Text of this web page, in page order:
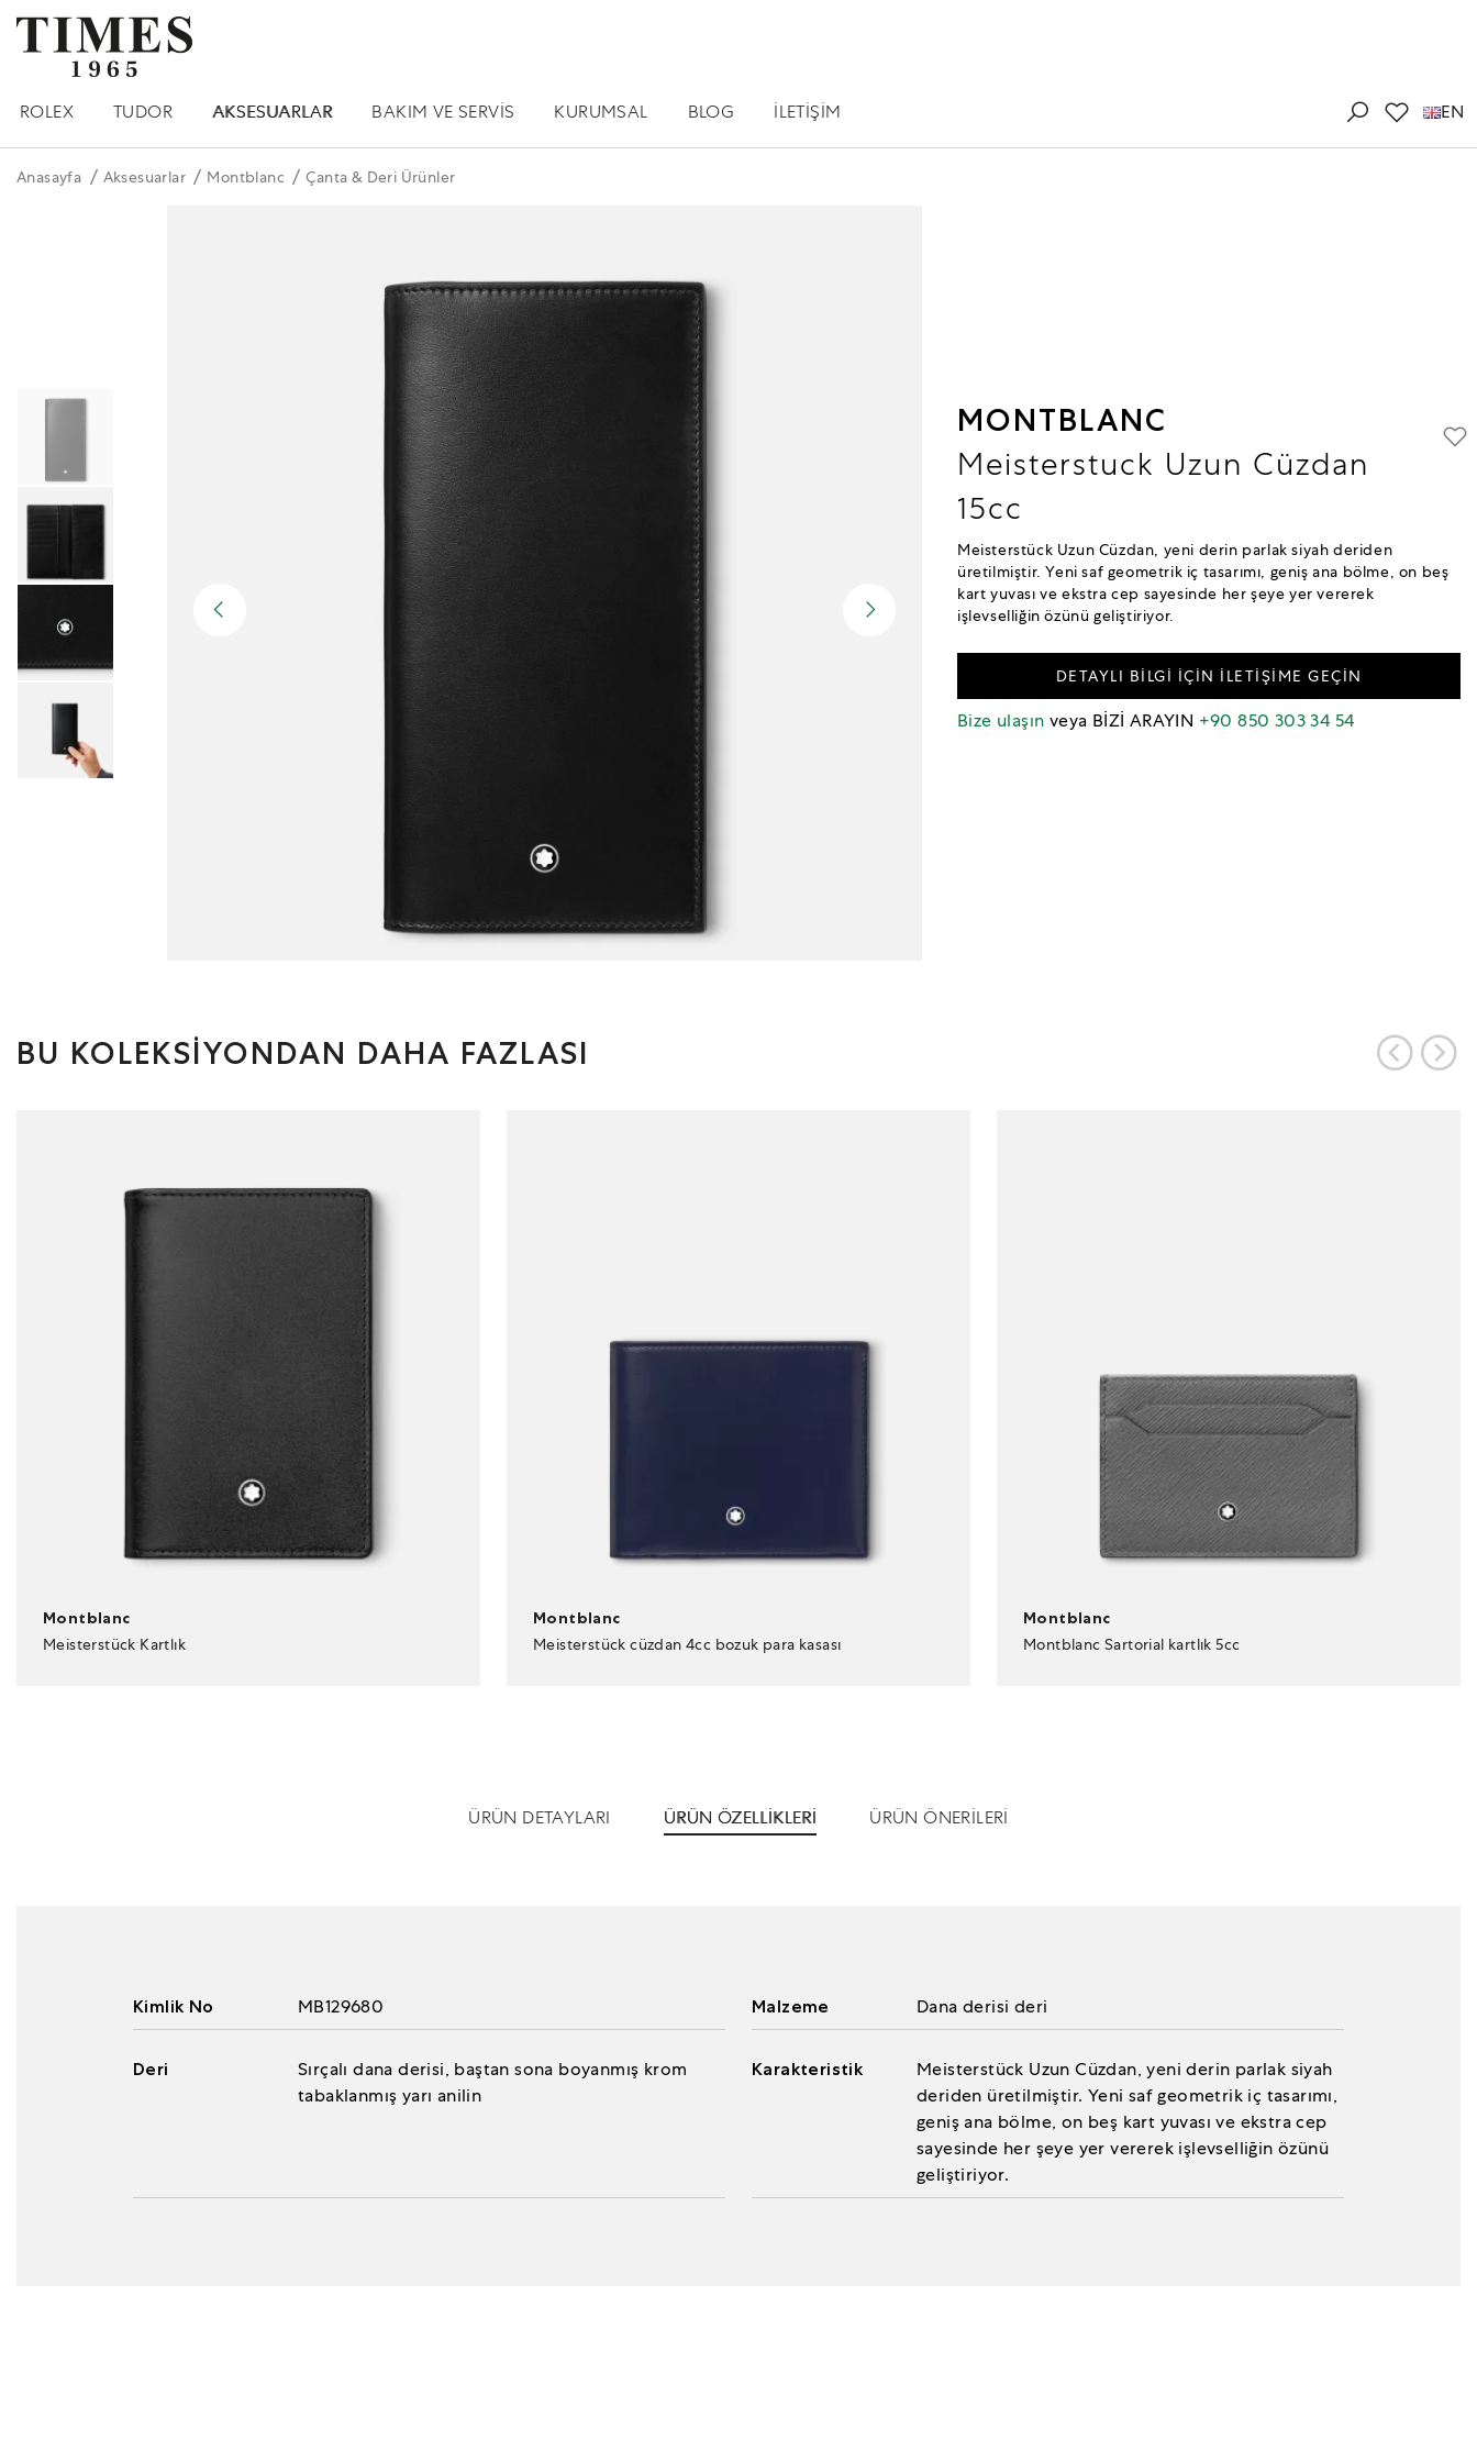
ROLEX TUDOR AKSESUARLAR BAKIM VE SERVİS KURUMSAL BLOG İLETİŞİM EN
Anasayfa Aksesuarlar Montblanc Çanta & Deri Ürünler
MONTBLANC
Meisterstuck Uzun Cüzdan
15cc
Meisterstück Uzun Cüzdan, yeni derin parlak siyah deriden
üretilmiştir. Yeni saf geometrik iç tasarımı, geniş ana bölme, on beş
kart yuvası ve ekstra cep sayesinde her şeye yer vererek
işlevselliğin özünü geliştiriyor.
DETAYLI BİLGİ İÇİN İLETİŞİME GEÇİN
Bize ulaşın veya BİZİ ARAYIN +90 850 303 34 54
BU KOLEKSİYONDAN DAHA FAZLASI
Montblanc
Meisterstück Kartlık
Montblanc
Meisterstück cüzdan 4cc bozuk para kasası
Montblanc
Montblanc Sartorial kartlık 5cc
ÜRÜN DETAYLARI ÜRÜN ÖZELLİKLERİ ÜRÜN ÖNERİLERİ
Kimlik No MB129680 Malzeme Dana derisi deri
Deri
Sırçalı dana derisi, baştan sona boyanmış krom
tabaklanmış yarı anilin
Karakteristik
Meisterstück Uzun Cüzdan, yeni derin parlak siyah
deriden üretilmiştir. Yeni saf geometrik iç tasarımı,
geniş ana bölme, on beş kart yuvası ve ekstra cep
sayesinde her şeye yer vererek işlevselliğin özünü
geliştiriyor.